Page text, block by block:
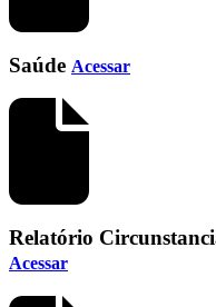
Saúde Acessar
Relatório
Acessar